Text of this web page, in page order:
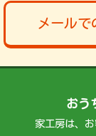
メールで
おう
家工房は、